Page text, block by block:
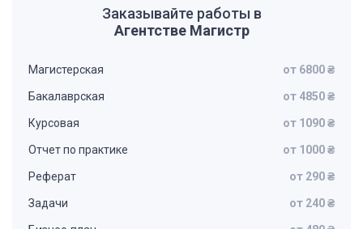
Заказывайте работы в
Агентстве Магистр
Магистерская от 6800 ₴
Бакалаврская от 4850 ₴
Курсовая от 1090 ₴
Отчет по практике от 1000 ₴
Реферат от 290 ₴
Задачи от 240 ₴